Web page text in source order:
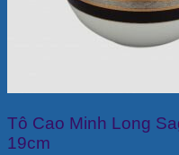
Tô Cao Minh Long
19cm